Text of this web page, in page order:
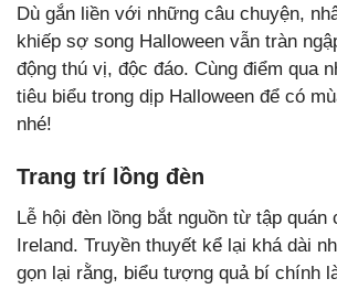
Dù gắn liền với những câu chuyện,
khiếp sợ song Halloween vẫn tràn
động thú vị, độc đáo. Cùng điểm qua
tiêu biểu trong dịp Halloween để có
nhé!
Trang trí lồng đèn
Lễ hội đèn lồng bắt nguồn từ tập quán
Ireland. Truyền thuyết kể lại khá dài
gọn lại rằng, biểu tượng quả bí chính